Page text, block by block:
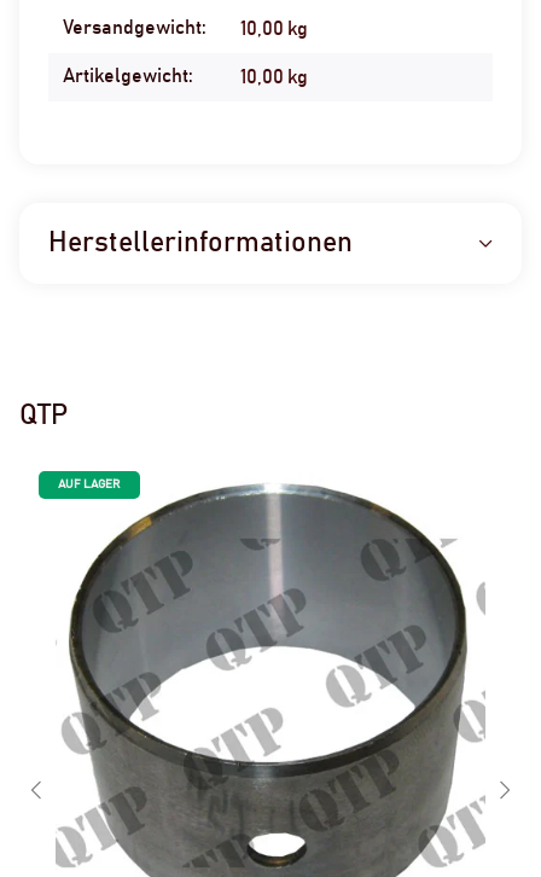
Produkteigenschaft
Wert
Versandgewicht: 10,00 kg
Artikelgewicht: 10,00 kg
Herstellerinformationen
QTP
AUF LAGER